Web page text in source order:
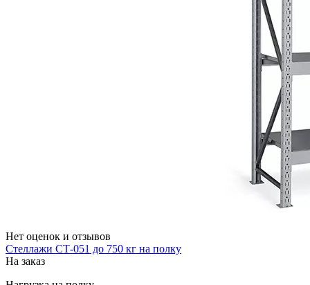
Нет оценок и отзывов
Стеллажи СТ-051 до 750 кг на полку
На заказ